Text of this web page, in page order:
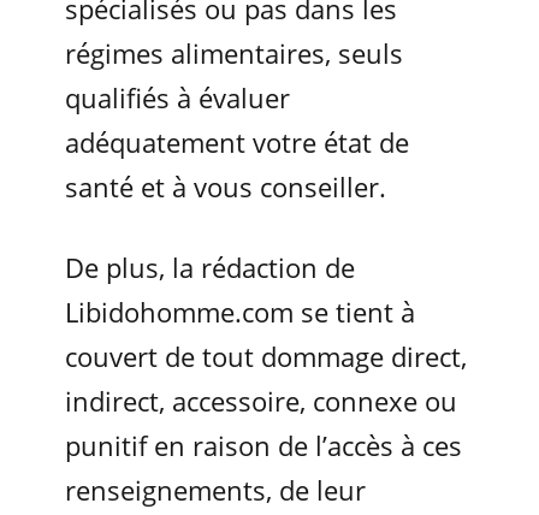
spécialisés ou pas dans les
régimes alimentaires, seuls
qualifiés à évaluer
adéquatement votre état de
santé et à vous conseiller.
De plus, la rédaction de
Libidohomme.com se tient à
couvert de tout dommage direct,
indirect, accessoire, connexe ou
punitif en raison de l’accès à ces
renseignements, de leur